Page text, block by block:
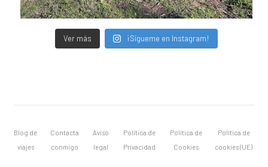
Ver más ¡Sígueme en Instagram!
Blog de
viajes
Contacta
conmigo
Aviso
legal
Política de
Privacidad
Política de
Cookies
Política de
cookies (UE)